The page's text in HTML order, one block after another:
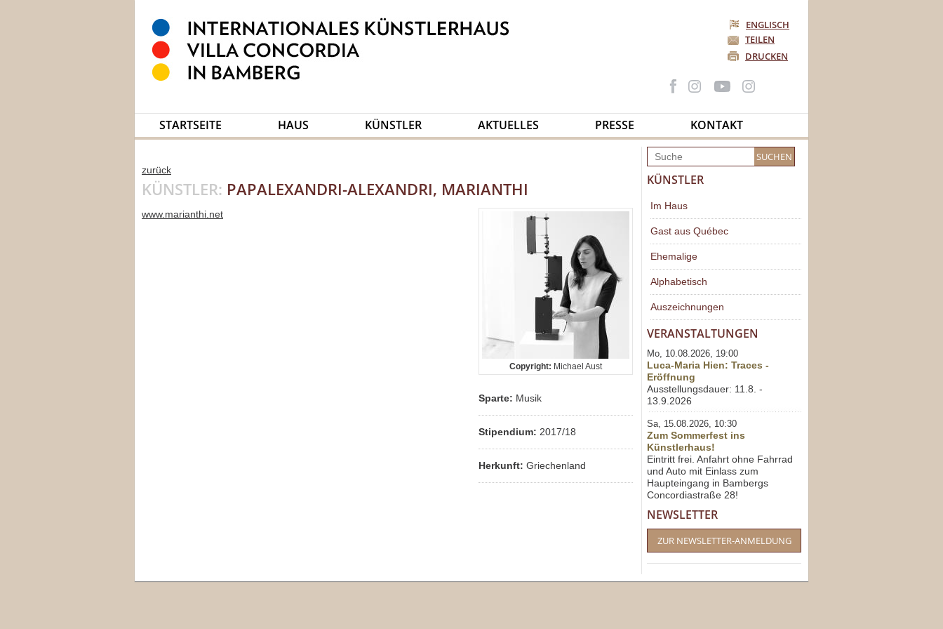
ENGLISCH
TEILEN
DRUCKEN
STARTSEITE HAUS KÜNSTLER AKTUELLES PRESSE KONTAKT
zurück
KÜNSTLER: PAPALEXANDRI-ALEXANDRI, MARIANTHI
Copyright: Michael Aust
Sparte: Musik
Stipendium: 2017/18
Herkunft: Griechenland
www.marianthi.net
KÜNSTLER
Im Haus
Gast aus Québec
Ehemalige
Alphabetisch
Auszeichnungen
VERANSTALTUNGEN
Mo, 10.08.2026, 19:00
Luca-Maria Hien: Traces -
Eröffnung
Ausstellungsdauer: 11.8. -
13.9.2026
Sa, 15.08.2026, 10:30
Zum Sommerfest ins
Künstlerhaus!
Eintritt frei. Anfahrt ohne Fahrrad
und Auto mit Einlass zum
Haupteingang in Bambergs
Concordiastraße 28!
NEWSLETTER
ZUR NEWSLETTER-ANMELDUNG